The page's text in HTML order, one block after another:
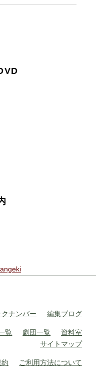
ナンバー 編集ブログ
覧 劇団一覧
資料室
サイトマップ
ご利用方法について